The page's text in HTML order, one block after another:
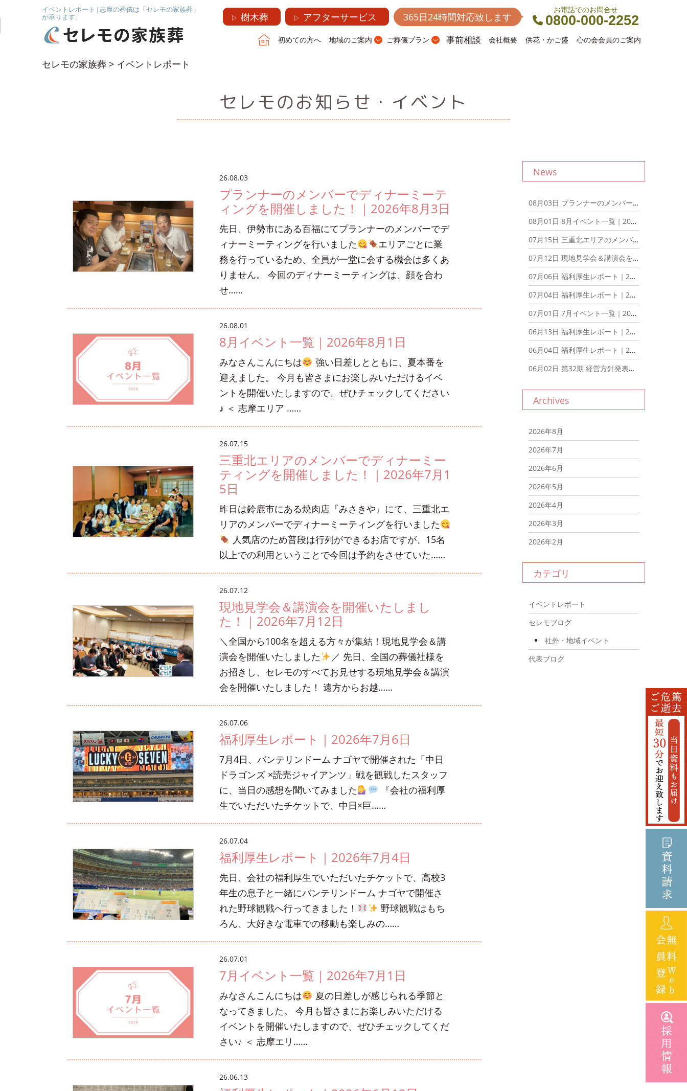
イベントレポート | 志摩の葬儀は「セレモの家族葬」
が承ります。
▷ 樹木葬 ▷ アフターサービス 365日24時間対応致します
お電話でのお問合せ
0800-000-2252
初めての方へ 地域のご案内 ご葬儀プラン 事前相談 会社概要 供花・かご盛 心の会会員のご案内
セレモの家族葬 > イベントレポート
セレモのお知らせ・イベント
26.08.03
プランナーのメンバーでディナーミーテ
ィングを開催しました！｜2026年8月3日
先日、伊勢市にある百福にてプランナーのメンバーでデ
ィナーミーティングを行いました
エリアごとに業
務を行っているため、全員が一堂に会する機会は多くあ
りません。 今回のディナーミーティングは、顔を合わ
せ……
26.08.01
8月イベント一覧｜2026年8月1日
みなさんこんにちは
強い日差しとともに、夏本番を
迎えました。 今月も皆さまにお楽しみいただけるイベ
ントを開催いたしますので、ぜひチェックしてください
♪ ＜ 志摩エリア ……
26.07.15
三重北エリアのメンバーでディナーミー
ティングを開催しました！｜2026年7月1
5日
昨日は鈴鹿市にある焼肉店『みさきや』にて、三重北エ
リアのメンバーでディナーミーティングを行いました
人気店のため普段は行列ができるお店ですが、15名
以上での利用ということで今回は予約をさせていた……
26.07.12
現地見学会＆講演会を開催いたしまし
た！｜2026年7月12日
＼全国から100名を超える方々が集結！現地見学会＆講
演会を開催いたしました
／ 先日、全国の葬儀社様を
お招きし、セレモのすべてお見せする現地見学会＆講演
会を開催いたしました！ 遠方からお越……
26.07.06
福利厚生レポート｜2026年7月6日
7月4日、バンテリンドーム ナゴヤで開催された「中日
ドラゴンズ ×読売ジャイアンツ」戦を観戦したスタッフ
に、当日の感想を聞いてみました
『会社の福利厚
生でいただいたチケットで、中日×巨……
26.07.04
福利厚生レポート｜2026年7月4日
先日、会社の福利厚生でいただいたチケットで、高校3
年生の息子と一緒にバンテリンドーム ナゴヤで開催さ
れた野球観戦へ行ってきました！
野球観戦はもち
ろん、大好きな電車での移動も楽しみの……
26.07.01
7月イベント一覧｜2026年7月1日
みなさんこんにちは
夏の日差しが感じられる季節と
なってきました。 今月も皆さまにお楽しみいただける
イベントを開催いたしますので、ぜひチェックしてくだ
さい♪ ＜ 志摩エリ……
26.06.13
News
08月03日 プランナーのメンバーでディナーミーティングを開催しました！｜2026年8月3日
08月01日 8月イベント一覧｜2026年8月1日
07月15日 三重北エリアのメンバーでディナーミーティングを開催しました！｜2026年7月15日
07月12日 現地見学会＆講演会を開催いたしました！｜2026年7月12日
07月06日 福利厚生レポート｜2026年7月6日
07月04日 福利厚生レポート｜2026年7月4日
07月01日 7月イベント一覧｜2026年7月1日
06月13日 福利厚生レポート｜2026年6月13日
06月04日 福利厚生レポート｜2026年6月4日
06月02日 第32期 経営方針発表会を行いました。｜2026年6月2日
Archives
2026年8月
2026年7月
2026年6月
2026年5月
2026年4月
2026年3月
2026年2月
2026年1月
2025年12月
2025年10月
2025年8月
カテゴリ
イベントレポート
セレモブログ
社外・地域イベント
代表ブログ